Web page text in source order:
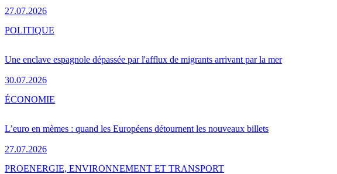
27.07.2026
Une enclave espagnole dépassée par l'afflux de migrants arrivant par la mer
30.07.2026
POLITIQUE
L’euro en mèmes : quand les Européens détournent les nouveaux billets
27.07.2026
ÉCONOMIE
PROENERGIE, ENVIRONNEMENT ET TRANSPORT